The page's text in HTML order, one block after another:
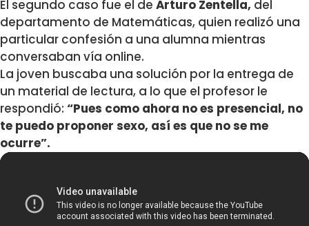
El segundo caso fue el de Arturo Zentella, del
departamento de Matemáticas, quien realizó una
particular confesión a una alumna mientras
conversaban vía online.
La joven buscaba una solución por la entrega de
un material de lectura, a lo que el profesor le
respondió: “Pues como ahora no es presencial, no
te puedo proponer sexo, así es que no se me
ocurre”.